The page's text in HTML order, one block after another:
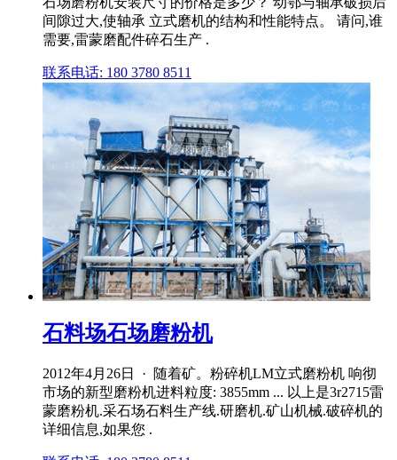
间隙过大,使轴承 立式磨机的结构和性能特点。 请问,谁
需要,雷蒙磨配件碎石生产 .
联系电话: 180 3780 8511
石料场石场磨粉机
2012年4月26日 · 随着矿。粉碎机LM立式磨粉机 响彻
市场的新型磨粉机进料粒度: 3855mm ... 以上是3r2715雷
蒙磨粉机.采石场石料生产线.研磨机.矿山机械.破碎机的
详细信息,如果您 .